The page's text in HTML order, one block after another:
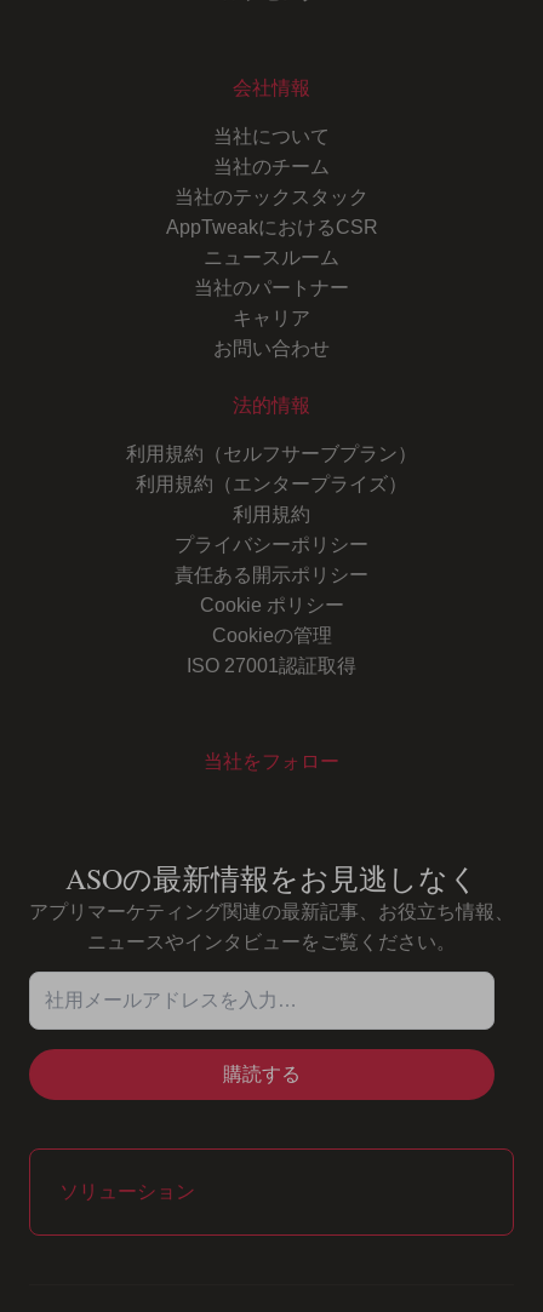
会社情報
当社について
当社のチーム
当社のテックスタック
AppTweakにおけるCSR
ニュースルーム
当社のパートナー
キャリア
お問い合わせ
法的情報
利用規約（セルフサーブプラン）
利用規約（エンタープライズ）
利用規約
プライバシーポリシー
責任ある開示ポリシー
Cookie ポリシー
Cookieの管理
ISO 27001認証取得
当社をフォロー
ASOの最新情報をお見逃しなく
アプリマーケティング関連の最新記事、お役立ち情報、
ニュースやインタビューをご覧ください。
社用メールアドレスを入力…
ソリューション